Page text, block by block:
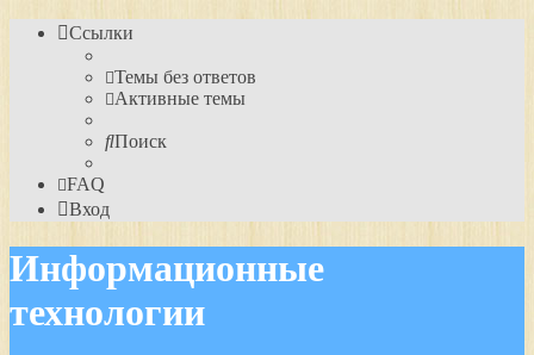
Ссылки
Темы без ответов
Активные темы
Поиск
FAQ
Вход
Информационные
технологии